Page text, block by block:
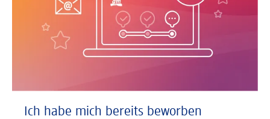
Ich habe mich bereits beworben